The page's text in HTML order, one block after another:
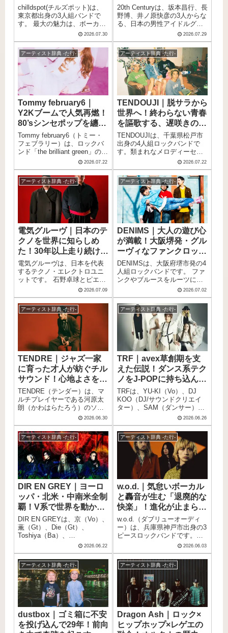
注目バンド
chilldspot(チルズポット)は、
東京都出身の3人組バンドで
す。 最大の魅力は、ボーカル
の比喩根が放つ、アンニュイ
でソウルフル、そしてボーカ
ル・比喩根が持つ大人びた歌
声でしょう。 その歌声を軸
に、ボーカロイドや洋楽、ク
ラシック、ヒップホップ、ジ
ャズ、ファンクといった多様
な音楽をシームレスに吸収し
た、ジャンルレスなサウンド
を鳴らしています。 メランコ
リックで美しい楽曲から、胸
をヒリヒリとさせるような苛
立ちを込めた楽曲まで、その
振り幅の大きさも大きな特徴
です。 数々のCMソングやド
ラマ主題歌を手がけ、Spotify
による次世代アーティストプ
ログラム「RADAR：Early
Noise 2021」に選出されるな
ど、国内外から大きな注目を
集めています。 メンバー全員
が2002年生まれで、幼馴染や
高校の軽音部仲間を中心に結
成された、まさにZ世代を代表
するバンドです。 この記事で
は、そんなchilldspotのメンバ
ーや来歴、おすすめ曲をまと
めてご紹介します。
2026.07.30
ふれる”トニセン”3人組
20th Centuryは、坂本昌行、長
野博、井ノ原快彦の3人からな
る、日本の男性アイドルグル
ープです。 かつて国民的グル
ープとして活躍したV6の年上
組ユニットであり、「トニセ
ン」の愛称で長年にわたり親
しまれてきました。 V6解散後
も3人でのユニット活動を継続
しており、円熟味を増したパ
フォーマンスで多くのファン
を魅了し続けています。 最大
の魅力は、親しみやすく気さ
くなキャラクターと、大人な
らではのアダルトで洗練され
た雰囲気との、絶妙なギャッ
プ。 歌やダンスはもちろん、
それぞれがドラマや舞台、バ
ラエティ番組で主演や活躍を
見せる、実力派揃いのグルー
プです。 この記事では、20th
Centuryのメンバーや来歴、お
すすめ曲をご紹介します。
2026.07.29
アーティスト辞典 -た行-
Tommy february6｜
Y2Kブームで人気再燃！
80’sシンセポップを纏う
永遠のキュートポップア
イコン
Tommy february6（トミー・
フェブラリー）は、ロックバ
ンド「the brilliant green」のボ
ーカリスト・川瀬智子による
ソロプロジェクトです。 プロ
ジェクト名は、川瀬智子自身
の誕生日である2月6日に由来
しています。 デビュー当時か
ら披露されたチアガールファ
ッションや、レトロで洗練さ
れたビジュアルは大きな話題
を呼び、圧倒的なカリスマ性
で人気を集めました。 明るく
ポップでフェミニンなキャラ
クター設定を持ち、80年代の
シンセポップをオマージュし
たきらびやかなサウンドが最
大の特徴となっています。 近
年は2000年代初期のカルチャ
ーやファッションである
「Y2K」がブームとなる中
で、国内外のアーティストか
ら改めて注目を集めるに至り
ました。 Z世代を中心に音楽
ストリーミングサービスでの
再生数を大きく伸ばすなど、
時代を超えて愛され続けてい
る存在です。 この記事では、
そんなTommy february6の魅
力やプロフィール、おすすめ
曲をまとめてご紹介します。
2026.07.22
アーティスト辞典 -た行-
TENDOUJI｜脱サラから
世界へ！終わらない青春
を謳歌する、遅咲きの4
人組バンド
TENDOUJIは、千葉県松戸市
出身の4人組ロックバンドで
す。類まれなメロディーセン
スと、90年代のオルタナティ
ブロックシーンに影響を受け
た爆発力のあるサウンドを武
器に、すべての会場をハッピ
ーなグルーヴで包み込みま
す。注目すべきは、中学の同
窓生同士が27歳で初めて結成
したという異色の経歴でしょ
う。自主レーベル「浅野企
画」を設立して活動するDIY精
神と、洋楽そのものを追求し
たかのような音楽性で、独自
の存在感を放ってきました。
アメリカ最大級のフェス
「SXSW」への出演や、憧れ
の海外バンドのサポートアク
トを務めるなど、その活躍は
世界へと広がっています。2人
のボーカルがステージの下手
と上手に立ち、曲によってメ
インボーカルが変わるという
特殊な演奏スタイルも印象的
なバンドです。この記事で
は、そんなTENDOUJIのメン
バーや来歴、おすすめ曲をま
とめてご紹介します。
2026.07.22
アーティスト辞典 -た行-
電気グルーヴ｜日本のテ
クノを世界に知らしめ
た！30年以上走り続ける
レジェンドバンド
電気グルーヴは、日本を代表
するテクノ・エレクトロユニ
ットです。 石野卓球とピエー
ル瀧を中心に結成され、テク
ノやエレクトロを独特の感性
で構成したトラックと、破天
荒なパフォーマンスで音楽シ
ーンに衝撃を与えてきまし
た。 代表曲「Shangri-La」は
約50万枚のセールスを記録
し、日本のテクノシーンを一
般層にまで広げた功績は計り
知れません。 国内のみならず
海外でも活躍しており、ヨー
ロッパ最大のダンスフェステ
ィバル「MAYDAY」への出演
やヨーロッパツアーなど、国
際的な評価も高いユニットで
す。 この記事では、そんな電
気グルーヴのメンバー、来
歴、おすすめ曲までサクッと
ご紹介します。
2026.07.09
アーティスト辞典 -た行-
DENIMS｜大人の遊び心
が満載！大阪堺発・グル
ーヴィなファンクロック
バンド
DENIMSは、大阪府堺市発の4
人組ロックバンドです。 ファ
ンクやブルースをルーツに、
ヒップホップ、ジャズ、パン
ク、シティポップといった要
素を自由自在にミックスした
サウンドで注目を集めていま
す。 自主レーベル「OSAMI
studio」を拠点に活動してお
り、メンバーのDIYで作り上げ
た音楽スタジオで制作を進
行。 FUJI ROCK FESTIVALや
RUSH BALLなど大型フェスに
も出演し、精力的にライブシ
ーンで活躍中です。 この記事
では、そんなDENIMSのメン
バー、来歴、おすすめ曲まで
サクッとご紹介します。
2026.07.02
アーティスト辞典 -た行-
TENDRE｜ジャズ一家
に育った才人が紡ぐチル
サウンド！心地よさを極
めた音楽家・河原太朗の
ソロプロジェクト
TENDRE（テンダー）は、マ
ルチプレイヤーである河原太
朗（かわはらたろう）のソロ
プロジェクトです。ベースを
軸にしながら、ギターや鍵
盤、サックスまで自在に操る
圧倒的な演奏力を持ち、その
多彩な音楽性で多くのリスナ
ーを惹きつけています。ジャ
ズベーシストの父とジャズシ
ンガーの母のもとに生まれ、
幼いころから音楽に囲まれて
育った生粋の音楽家であり、
ソウルやR&Bといったブラッ
クミュージックを土台にしな
がら、しなやかで心地よいサ
ウンドを紡ぎ出すのが大きな
特徴です。耳にするりと溶け
込む柔らかな歌声と、緻密に
重ねられたグルーヴは、聴く
人をやさしく包み込みます。
その自然体な佇まいやユルさ
を感じさせる存在感は、リス
ナーだけでなく数多くのミュ
ージシャンの心をも掴んで離
しません。さまざまなアーテ
ィストの作品にも参加する、
シーンに欠かせない実力派で
す。この記事では、そんな
TENDREの魅力やプロフィー
2026.06.30
アーティスト辞典 -た行-
TRF｜avex草創期を支
えた伝説！ダンス系テク
ノをJ-POPに持ち込ん
だ、5人組レイヴユニッ
ト
TRFは、YU-KI（Vo）、DJ
KOO（DJ/サウンドクリエイ
ター）、SAM（ダンサー）、
CHIHARU（ダンサー）、
ETSU（ダンサー）からなる日
本の5人組ダンス＆ボーカルユ
ニットです。 ダンス系テクノ
をポップミュージックに初め
て本格導入したグループとし
て、当時バックに徹するのが
慣例だったダンサーやDJをメ
ンバーとして名前を出すスタ
イルが業界に衝撃を与えまし
た。 「EZ DO DANCE」
「BOY MEETS GIRL」
「survival dAnce ～no no cry
more～」「CRAZY GONNA
CRAZY」とミリオンセラーを
連発し、トータル総売上2200
万枚という記録を打ち立てま
した。 デビュー30周年を記念
した日本武道館ワンマンも成
功させ、現在もファンへ音楽
を届け続けています。 この記
事では、TRFのプロフィー
ル・来歴・おすすめ楽曲をご
紹介します。
2026.06.26
アーティスト辞典 -た行-
DIR EN GREY｜ヨーロ
ッパ・北米・中南米全制
覇！V系で世界を動かし
続ける5人組バンド
DIR EN GREYは、京（Vo）、
薫（Gt）、Die（Gt）、
Toshiya（Ba）、
Shinya（Dr）からなる大阪発
の5人組ロックバンドです。
「人間の弱さ、あさはかさ、
エゴが原因で引き起こす現象
により、人々が受けるさまざ
まな心の痛みを世に広める」
という意志のもと結成された
バンドは、結成当初のヴィジ
ュアル系スタイルから出発
し、アルバムを重ねるごとに
メタル・オルタナティヴ・実
2026.06.22
アーティスト辞典 -た行-
w.o.d.｜気怠いボーカル
と轟音が生む「退廃的な
快楽」！進化が止まらな
いネオグランジバンド
w.o.d.（ダブリューオーディ
ー）は、兵庫県神戸市出身の3
ピースロックバンドです。
NirvanaやBlurを彷彿とさせる
退廃的でダーティなグランジ
サウンドを軸に、歪んだギタ
ー・ヘヴィなベース・タイト
なドラムが絡み合う「ネオ・
グランジ・バンド」として、
国内外から熱視線を送られて
います。 TVアニメ「BLEACH
千年血戦篇-訣別譚-」オープニ
ングテーマ「STARS」は全世
界累計750万ストリーミングを
2026.06.03
アーティスト辞典 -た行-
dustbox｜ゴミ箱に不安
を投げ込んで29年！前向
アーティスト辞典 -た行-
Dragon Ash｜ロック×
ヒップホップ×レゲエの